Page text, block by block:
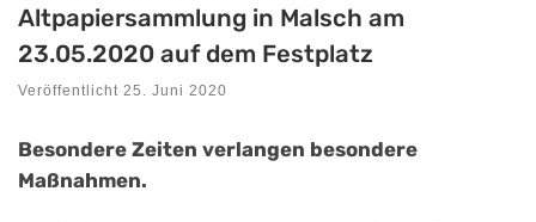
Altpapiersammlung in Malsch am
23.05.2020 auf dem Festplatz
Veröffentlicht 25. Juni 2020
Besondere Zeiten verlangen besondere
Maßnahmen.